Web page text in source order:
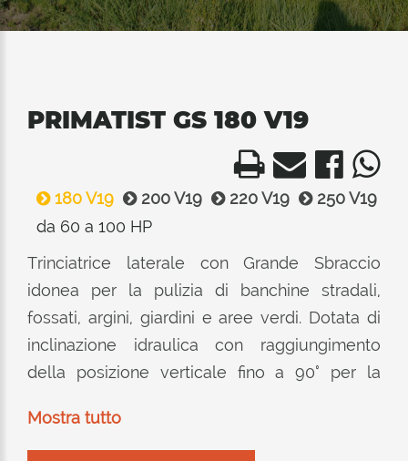
PRIMATIST GS 180 V19
180 V19 200 V19 220 V19
250 V19
da 60 a 100 HP
Trinciatrice laterale con Grande Sbraccio
idonea per la pulizia di banchine stradali,
fossati, argini, giardini e aree verdi. Dotata di
inclinazione idraulica con raggiungimento
della posizione verticale fino a 90° per la
lo sfalcio di erba, sarmenti e ramaglia fino a
6cm di diametro. Adatta a lavorare sia
Mostra tutto